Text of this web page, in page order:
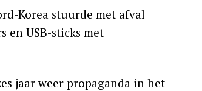
Korea stuurde met afval
en USB-sticks met
jaar weer propaganda in het